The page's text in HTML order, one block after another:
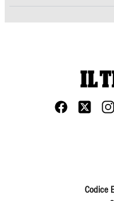
Codice